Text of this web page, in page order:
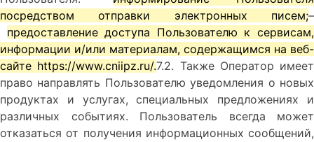
посредством отправки электронных писем;–
предоставление доступа Пользователю к сервисам,
информации и/или материалам, содержащимся на веб-
сайте https://www.cniipz.ru/.7.2. Также Оператор имеет
право направлять Пользователю уведомления о новых
продуктах и услугах, специальных предложениях и
различных событиях. Пользователь всегда может
отказаться от получения информационных сообщений,